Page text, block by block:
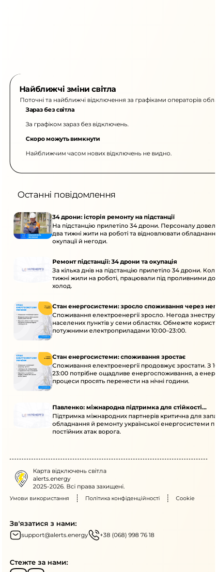
Найближчі зміни світла
Поточні та найближчі відключення за графіками операторів
Зараз без світла
За графіком зараз без відключень.
Скоро можуть вимкнути
Найближчим часом нових відключень не видно.
Останні повідомлення
34 дрони: історія ремонту на підстанції
На підстанцію прилетіло 34 дрони. Персоналу
два тижні жити на роботі та відновлювати
окупації й негоди.
Ремонт підстанції: 34 дрони та окупація
За кілька днів на підстанцію прилетіло 34 дрони.
тижні жили на роботі, працювали під проливними
холод.
Стан енергосистеми: зросло споживання через
Споживання електроенергії зросло. Негода
населених пунктів у семи областях. Обмежте
потужними електроприладами 10:00–23:00.
Стан енергосистеми: споживання зростає
Споживання електроенергії продовжує зростати. З
23:00 потрібне ощадливе енергоспоживання, а
процеси просять перенести на нічні години.
Павленко: міжнародна підтримка для стійкості
енергосистеми
Підтримка міжнародних партнерів критична для
обладнання й ремонту української енергосистеми
постійних атак ворога.
Карта відключень світла
alerts.energy
2025-2026. Всі права захищені.
Умови використання Політика конфіденційності Cookie
Зв'язатися з нами:
support@alerts.energy +38 (068) 998 76 18
Стежте за нами: